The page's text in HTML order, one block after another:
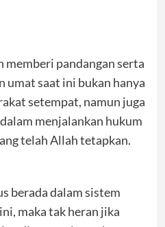
memberi pandangan serta
umat saat ini bukan hanya
setempat, namun juga
menjalankan hukum
telah Allah tetapkan.
berada dalam sistem
maka tak heran jika